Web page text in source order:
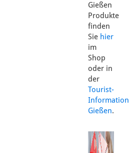
Gießen
Produkte
finden
Sie hier
im
Shop
oder in
der
Tourist-
Information
Gießen.